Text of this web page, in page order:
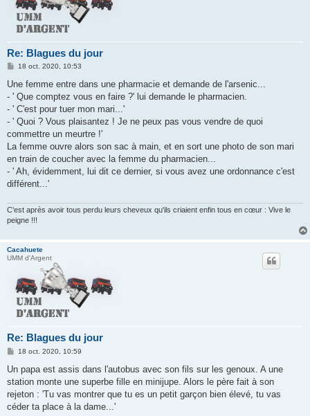
Re: Blagues du jour
M
s
a
g
18 oct. 2020, 10:53
Une femme entre dans une pharmacie et demande de l'arsenic...
- ' Que comptez vous en faire ?' lui demande le pharmacien.
- ' C'est pour tuer mon mari...'
- ' Quoi ? Vous plaisantez ! Je ne peux pas vous vendre de quoi
commettre un meurtre !'
La femme ouvre alors son sac à main, et en sort une photo de son mari
en train de coucher avec la femme du pharmacien...
- ' Ah, évidemment, lui dit ce dernier, si vous avez une ordonnance c'est
différent...'
C'est après avoir tous perdu leurs cheveux qu'ils criaient enfin tous en cœur : Vive le
peigne !!!
Cacahuete
UMM d'Argent
Re: Blagues du jour
M
s
a
g
e
18 oct. 2020, 10:59
Un papa est assis dans l'autobus avec son fils sur les genoux. A une
station monte une superbe fille en minijupe. Alors le père fait à son
rejeton : 'Tu vas montrer que tu es un petit garçon bien élevé, tu vas
céder ta place à la dame...'